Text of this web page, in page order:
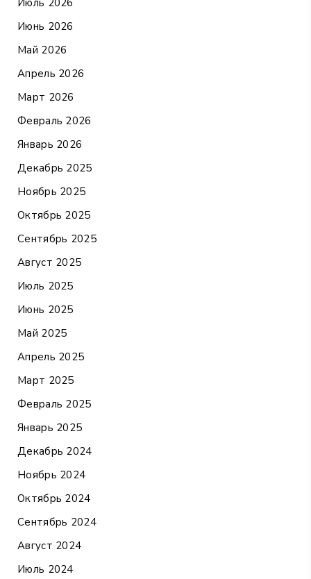
Июль 2026
Июнь 2026
Май 2026
Апрель 2026
Март 2026
Февраль 2026
Январь 2026
Декабрь 2025
Ноябрь 2025
Октябрь 2025
Сентябрь 2025
Август 2025
Июль 2025
Июнь 2025
Май 2025
Апрель 2025
Март 2025
Февраль 2025
Январь 2025
Декабрь 2024
Ноябрь 2024
Октябрь 2024
Сентябрь 2024
Август 2024
Июль 2024